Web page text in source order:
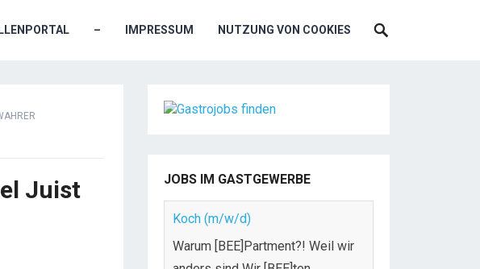
– IMPRESSUM NUTZUNG VON COOKIES
Juist
JOBS IM GASTGEWERBE
Koch (m/w/d)
Warum [BEE]Partment?! Weil wir